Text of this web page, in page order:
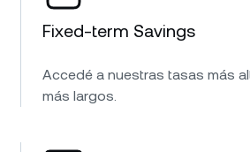
Fixed-term Savings
Accedé a nuestras tasas más
más largos.